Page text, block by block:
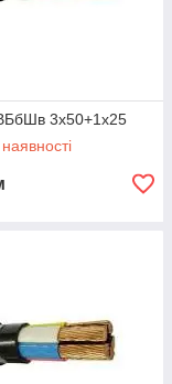
3х50+1х25